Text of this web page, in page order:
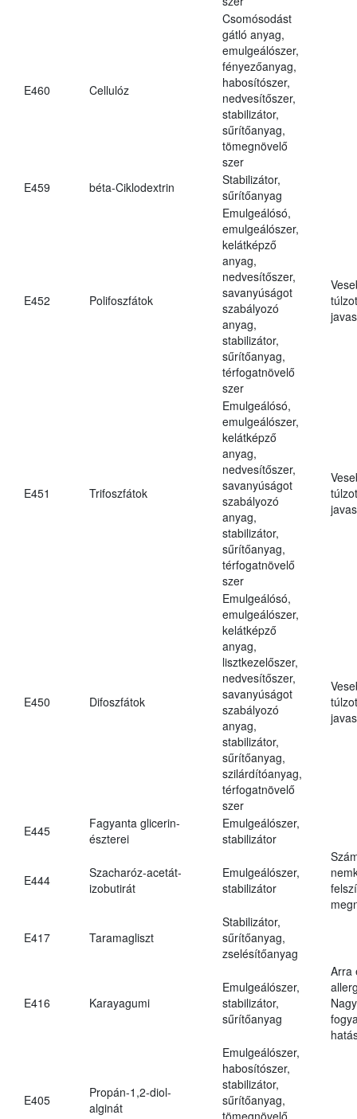
E460 Cellulóz
Csomósodást
gátló anyag,
emulgeálószer,
fényezőanyag,
habosítószer,
nedvesítőszer,
stabilizátor,
sűrítőanyag,
tömegnövelő
szer
E459
béta-Ciklodextrin
Stabilizátor,
sűrítőanyag
E452 Polifoszfátok
Emulgeálósó,
emulgeálószer,
kelátképző
anyag,
nedvesítőszer,
savanyúságot
szabályozó
anyag,
stabilizátor,
sűrítőanyag,
térfogatnövelő
szer
E451 Trifoszfátok
Emulgeálósó,
emulgeálószer,
kelátképző
anyag,
nedvesítőszer,
savanyúságot
szabályozó
anyag,
stabilizátor,
sűrítőanyag,
térfogatnövelő
szer
E450 Difoszfátok
Emulgeálósó,
emulgeálószer,
kelátképző
anyag,
lisztkezelőszer,
nedvesítőszer,
savanyúságot
szabályozó
anyag,
stabilizátor,
sűrítőanyag,
szilárdítóanyag,
térfogatnövelő
szer
E445
Fagyanta glicerin-
észterei
Emulgeálószer,
stabilizátor
E444
Szacharóz-acetát-
izobutirát
Emulgeálószer,
stabilizátor
E417 Taramagliszt
Stabilizátor,
sűrítőanyag,
zselésítőanyag
E416 Karayagumi
Emulgeálószer,
stabilizátor,
sűrítőanyag
Arra
E405
Propán-1,2-diol-
alginát
Emulgeálószer,
habosítószer,
stabilizátor,
sűrítőanyag,
tömegnövelő